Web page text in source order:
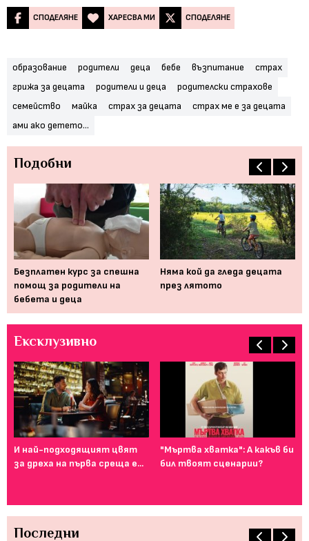
СПОДЕЛЯНЕ ХАРЕСВА МИ СПОДЕЛЯНЕ
образование родители деца бебе възпитание
страх
грижа за децата
родители и деца
родителски страхове
семейство
майка страх за децата
страх ме е за децата
ами ако детето...
Подобни
Безплатен курс за спешна
помощ за родители на
бебета и деца
Няма кой да гледа децата
през лятото
Ексклузивно
И най-подходящият цвят
за дреха на първа среща е...
"Мъртва хватка": А какъв би
бил твоят сценарии?
Последни